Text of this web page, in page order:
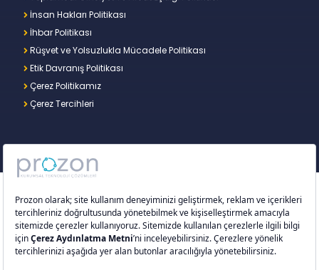
İnsan Hakları Politikası
İhbar Politikası
Rüşvet ve Yolsuzlukla Mücadele Politikası
Etik Davranış Politikası
Çerez Politikamız
Çerez Tercihleri
Copyright © 2026 – Prozon. Prozon markası ve
Prozon Kurumsal Teknoloji Çözümleri Anonim
Şirketi,Proventus Danışmanlık Limited Şirketi’nin
tescilli markası ve teknoloji şirketidir.